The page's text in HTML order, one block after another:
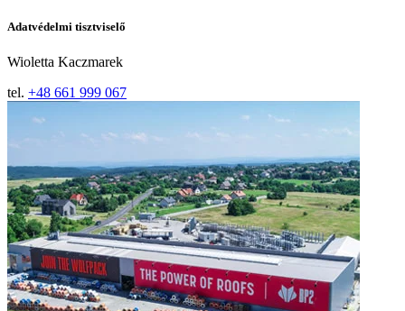
Adatvédelmi tisztviselő
Wioletta Kaczmarek
tel. +48 661 999 067